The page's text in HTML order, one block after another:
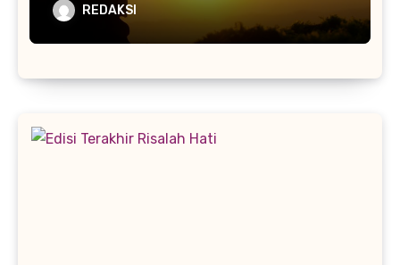
REDAKSI